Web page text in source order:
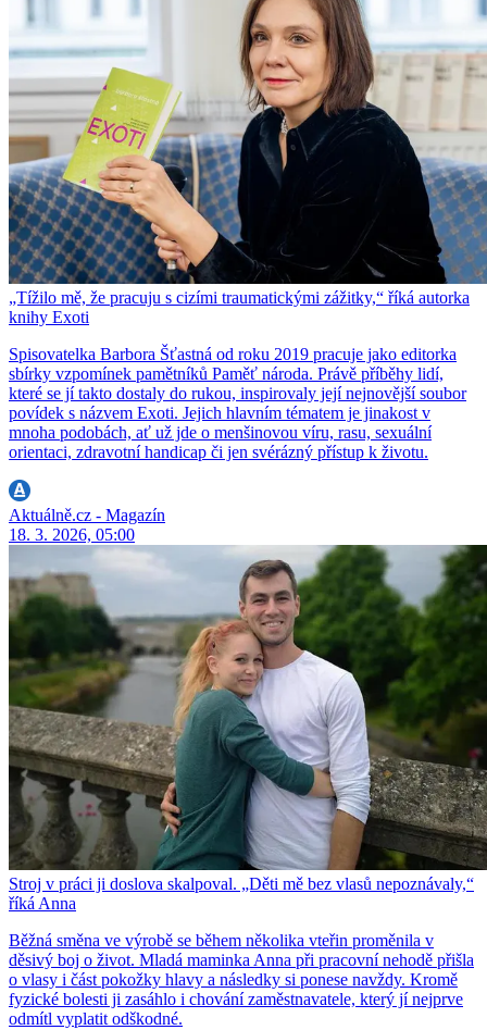
„Tížilo mě, že pracuju s cizími traumatickými zážitky,“ říká autorka
knihy Exoti
Spisovatelka Barbora Šťastná od roku 2019 pracuje jako editorka
sbírky vzpomínek pamětníků Paměť národa. Právě příběhy lidí,
které se jí takto dostaly do rukou, inspirovaly její nejnovější soubor
povídek s názvem Exoti. Jejich hlavním tématem je jinakost v
mnoha podobách, ať už jde o menšinovou víru, rasu, sexuální
orientaci, zdravotní handicap či jen svérázný přístup k životu.
Aktuálně.cz - Magazín
18. 3. 2026, 05:00
Stroj v práci ji doslova skalpoval. „Děti mě bez vlasů nepoznávaly,“
říká Anna
Běžná směna ve výrobě se během několika vteřin proměnila v
děsivý boj o život. Mladá maminka Anna při pracovní nehodě přišla
o vlasy i část pokožky hlavy a následky si ponese navždy. Kromě
fyzické bolesti ji zasáhlo i chování zaměstnavatele, který jí nejprve
odmítl vyplatit odškodné.